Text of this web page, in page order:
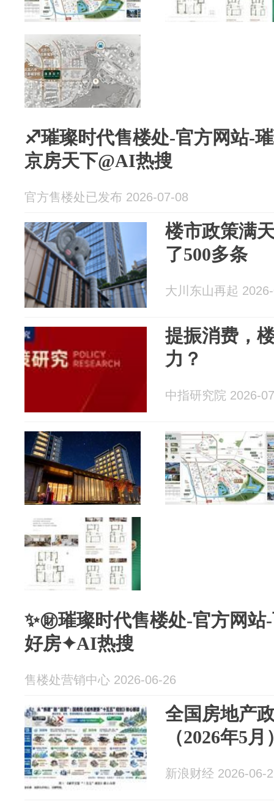
♐璀璨时代售楼处-官方网站-
京房天下@AI热搜
官方售楼处已发布 2026-07-08
楼市政策满
了500多条
大川东山再起
提振消费，
力？
中指研究院 2026-
✨㊖璀璨时代售楼处-官方网
好房✦AI热搜
售楼处营销中心 2026-06-26
全国房地产
（2026年5月
新浪财经 2026-06-